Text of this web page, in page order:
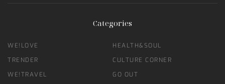
Categories
WE!LOVE
TRENDER
WE!TRAVEL
HEALTH&SOUL
CULTURE CORNER
GO OUT